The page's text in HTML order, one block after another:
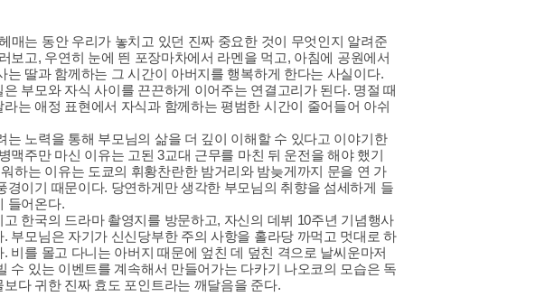
매는 동안 우리가 놓치고 있던 진짜 중요한 것이 무엇인지 알려준
보고, 우연히 눈에 띈 포장마차에서 라멘을 먹고, 아침에 공원에서
딸과 함께하는 그 시간이 아버지를 행복하게 한다는 사실이다.
부모와 자식 사이를 끈끈하게 이어주는 연결고리가 된다. 명절 때
는 애정 표현에서 자식과 함께하는 평범한 시간이 줄어들어 아쉬
노력을 통해 부모님의 삶을 더 깊이 이해할 수 있다고 이야기한
맥주만 마신 이유는 고된 3교대 근무를 마친 뒤 운전을 해야 했기
하는 이유는 도쿄의 휘황찬란한 밤거리와 밤늦게까지 문을 연 가
이기 때문이다. 당연하게만 생각한 부모님의 취향을 섬세하게 들
들어온다.
한국의 드라마 촬영지를 방문하고, 자신의 데뷔 10주년 기념행사
부모님은 자기가 신신당부한 주의 사항을 홀라당 까먹고 멋대로 하
비를 몰고 다니는 아버지 때문에 엎친 데 덮친 격으로 날씨운마저
수 있는 이벤트를 계속해서 만들어가는 다카기 나오코의 모습은 독
다 귀한 진짜 효도 포인트라는 깨달음을 준다.